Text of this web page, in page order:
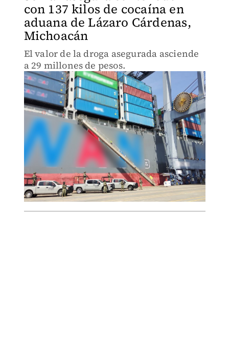
con 137 kilos de cocaína en
aduana de Lázaro Cárdenas,
Michoacán
El valor de la droga asegurada asciende
a 29 millones de pesos.